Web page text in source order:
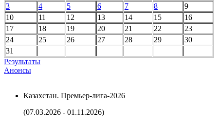
3
4 5 6 7 8
9
10
11 12 13 14 15
16
17
18 19 20 21 22
23
24
25 26 27 28 29
30
31
Результаты
Анонсы
Казахстан. Премьер-лига-2026
(07.03.2026 - 01.11.2026)